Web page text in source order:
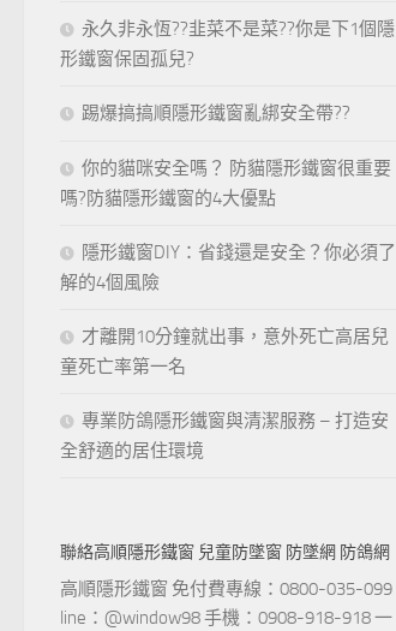
永久非永恆??韭菜不是菜??你是下1個隱
形鐵窗保固孤兒?
踢爆搞搞順隱形鐵窗亂綁安全帶??
你的貓咪安全嗎？ 防貓隱形鐵窗很重要
嗎?防貓隱形鐵窗的4大優點
隱形鐵窗DIY：省錢還是安全？你必須了
解的4個風險
才離開10分鐘就出事，意外死亡高居兒
童死亡率第一名
專業防鴿隱形鐵窗與清潔服務 – 打造安
全舒適的居住環境
聯絡高順隱形鐵窗 兒童防墜窗 防墜網 防鴿網
高順隱形鐵窗 免付費專線：0800-035-099
line：@window98 手機：0908-918-918 一